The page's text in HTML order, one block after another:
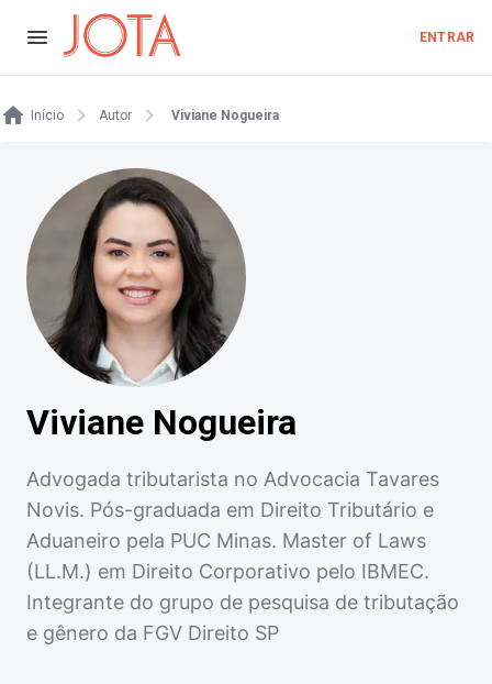
ENTRAR
Início Autor Viviane Nogueira
Viviane Nogueira
Advogada tributarista no Advocacia Tavares
Novis. Pós-graduada em Direito Tributário e
Aduaneiro pela PUC Minas. Master of Laws
(LL.M.) em Direito Corporativo pelo IBMEC.
Integrante do grupo de pesquisa de tributação
e gênero da FGV Direito SP